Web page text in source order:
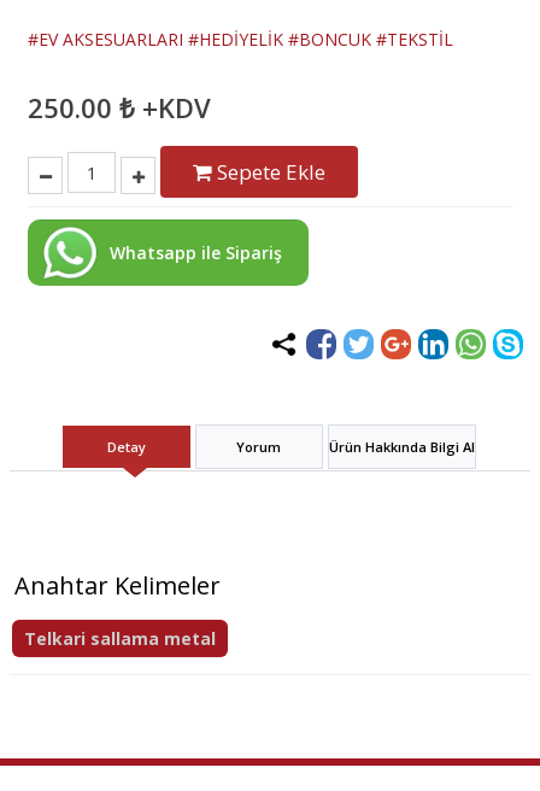
#EV AKSESUARLARI #HEDİYELİK #BONCUK #TEKSTİL
250.00 ₺ +KDV
Sepete Ekle
Whatsapp ile Sipariş
Detay Yorum Ürün Hakkında Bilgi Al
Anahtar Kelimeler
Telkari sallama metal